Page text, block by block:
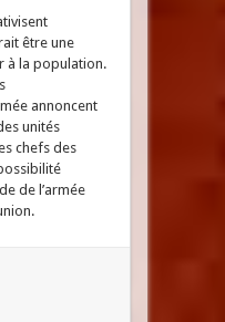
être une
à la population.
annoncent
unités
chefs des
de l’armée